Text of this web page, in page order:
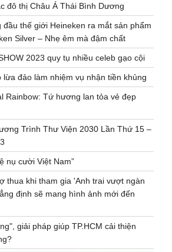
đô thị Châu Á Thái Bình Dương
đầu thế giới Heineken ra mắt sản phẩm
Silver – Nhẹ êm mà đậm chất
2023 quy tụ nhiều celeb gạo cội
đảo làm nhiệm vụ nhận tiền khủng
Rainbow: Tứ hương lan tỏa vẻ đẹp
Trình Thư Viện 2030 Lần Thứ 15 –
nụ cười Việt Nam”
thua khi tham gia 'Anh trai vượt ngàn
định sẽ mang hình ảnh mới đến
giải pháp giúp TP.HCM cải thiện